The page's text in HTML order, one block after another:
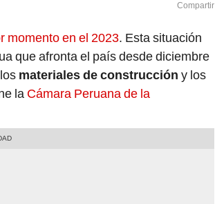
Compartir
momento en el 2023. Esta situación
que afronta el país desde diciembre
materiales de construcción y los
la Cámara Peruana de la